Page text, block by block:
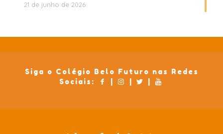
21 de junho de 2026
Siga o Colégio Belo Futuro nas Redes
Sociais:
| | |